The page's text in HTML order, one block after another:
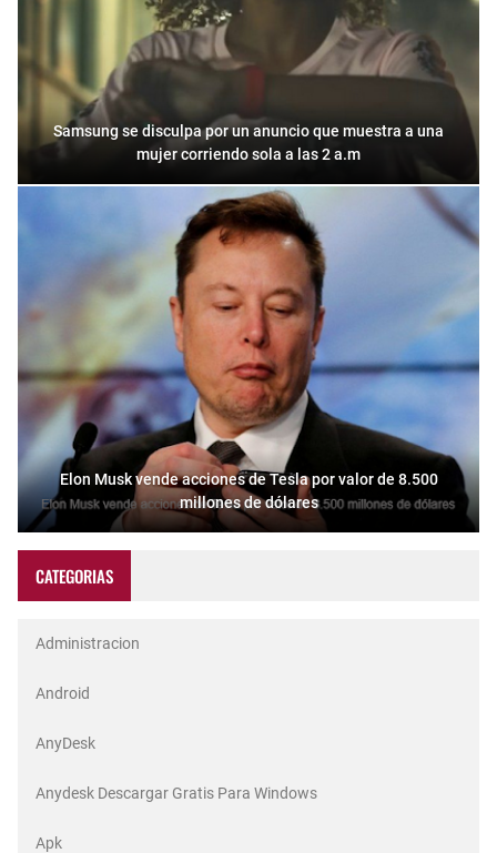
Samsung se disculpa por un anuncio que muestra a una
mujer corriendo sola a las 2 a.m
Elon Musk vende acciones de Tesla por valor de 8.500
millones de dólares
CATEGORIAS
Administracion
Android
AnyDesk
Anydesk Descargar Gratis Para Windows
Apk